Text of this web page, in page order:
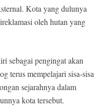
Kota yang dulunya
oleh hutan yang
sebagai pengingat akan
terus mempelajari sisa-sisa
sejarahnya dalam
kota tersebut.